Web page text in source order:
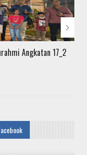
Angkatan 17_2
